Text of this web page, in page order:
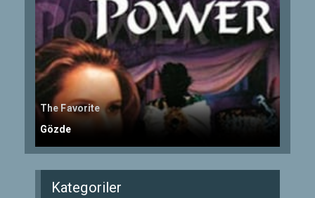
The Favorite
Gözde
Kategoriler